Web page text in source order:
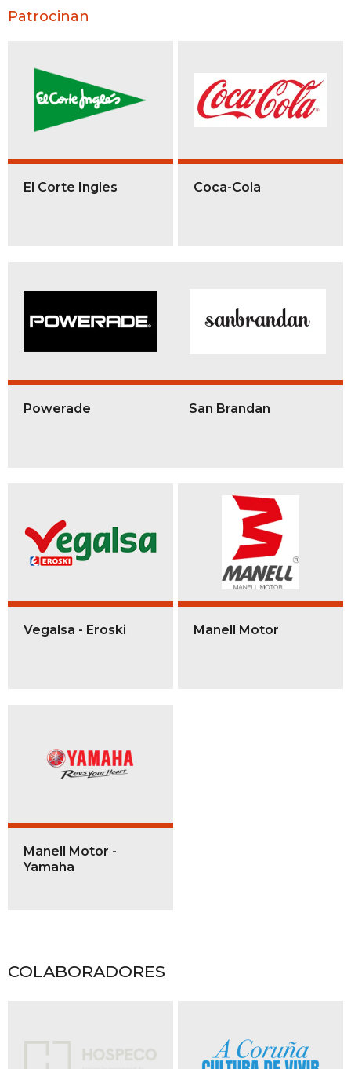
Patrocinan
El Corte Ingles Coca-Cola
Powerade San Brandan
Vegalsa - Eroski Manell Motor
Manell Motor -
Yamaha
COLABORADORES